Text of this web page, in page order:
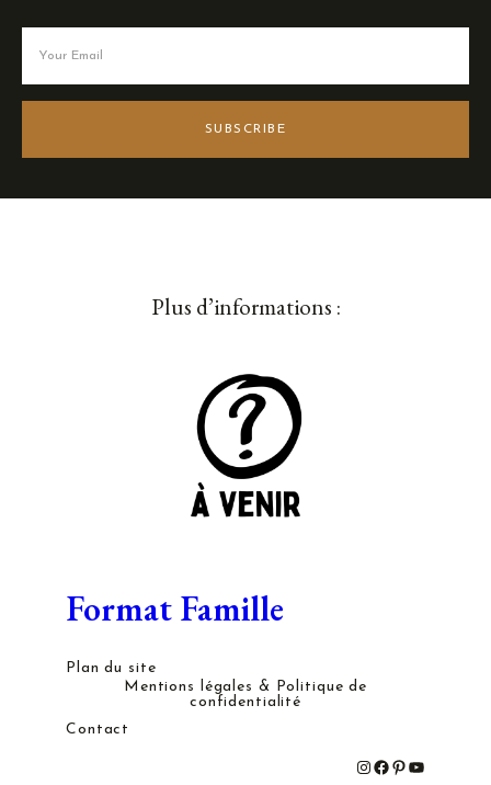
SUBSCRIBE
Plus d’informations :
Format Famille
Plan du site
Mentions légales & Politique de
confidentialité
Contact
# # # #